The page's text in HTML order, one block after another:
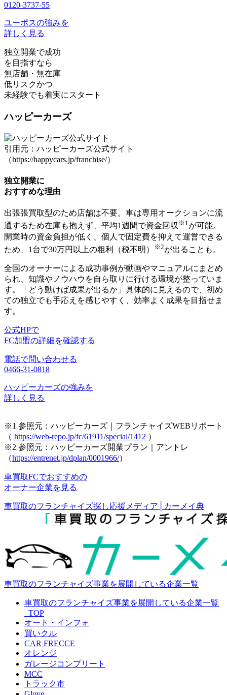
0120-3737-55
ユーポスの強みを
詳しく見る
独立開業で成功
を目指すなら
無店舗・無在庫
低リスクかつ
未経験でも着実にスタート
ハッピーカーズ
引用元：ハッピーカーズ公式サイト
（https://happycars.jp/franchise/）
独立開業に
おすすめな理由
出張張買取型のため店舗は不要。車は専用オークションに流
通するため在庫も抱えず、平均1週間で資金回収 ※1が可能。
開業時の資金負担が低く、個人で固定費を抑えて運営できる
ため、1台で30万円以上の粗利（税不明）
※2が出ることも。
全国のオーナーによる成功事例が動画やマニュアルにまとめ
られ、 知識やノウハウを自ら取りに行ける環境が整っていま
す。「どう動けば成果が出るか」具体的に見えるので、初め
ての独立でも手応えを感じやすく、効率よく成果を目指せま
す。
公式HPで
FC加盟の詳細を確認する
電話で問い合わせる
0466-31-0818
ハッピーカーズの強みを
詳しく見る
※1 参照元：ハッピーカーズ｜フランチャイズWEBリポート
（ https://web-repo.jp/fc/61911/special/1412 ）
※2 参照元：ハッピーカーズ開業プラン｜アントレ
（https://entrenet.jp/dplan/0001966/）
車買取FCでおすすめの
オーナー企業を見る
車買取のフランチャイズ探し応援メディア│カーメイ典
車買取のフランチャイズ事業を展開している企業一覧
車買取のフランチャイズ事業を展開している企業一覧
_TOP
オート・インフォ
買いクル
CAR FRECCE
オレンジ
ガレージコンプリート
MCC
トラック市